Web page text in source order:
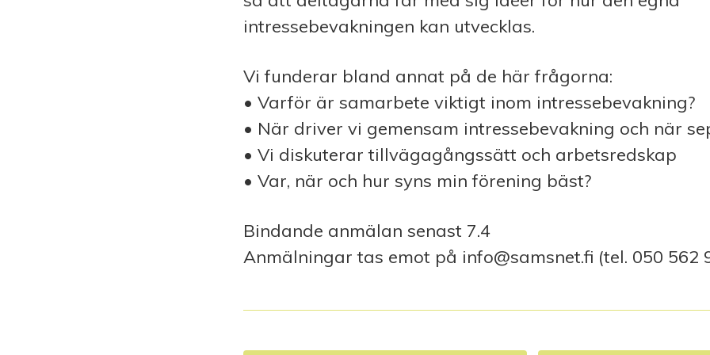
intressebevakningen kan utvecklas.
Vi funderar bland annat på de här frågorna:
• Varför är samarbete viktigt inom intressebevakning?
• När driver vi gemensam intressebevakning och när
• Vi diskuterar tillvägagångssätt och arbetsredskap
• Var, när och hur syns min förening bäst?
Bindande anmälan senast 7.4
Anmälningar tas emot på info@samsnet.fi (tel. 050 562